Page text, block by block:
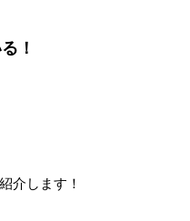
！
介します！